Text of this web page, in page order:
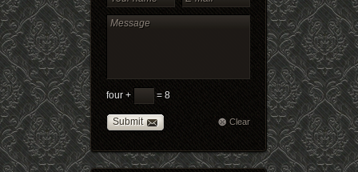
four + = 8
Submit Clear